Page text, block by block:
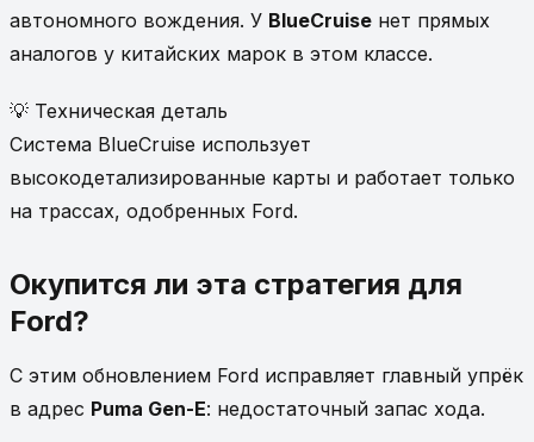
автономного вождения. У BlueCruise нет прямых
аналогов у китайских марок в этом классе.
💡 Техническая деталь
Система BlueCruise использует
высокодетализированные карты и работает только
на трассах, одобренных Ford.
Окупится ли эта стратегия для
Ford?
С этим обновлением Ford исправляет главный упрёк
в адрес Puma Gen-E: недостаточный запас хода.